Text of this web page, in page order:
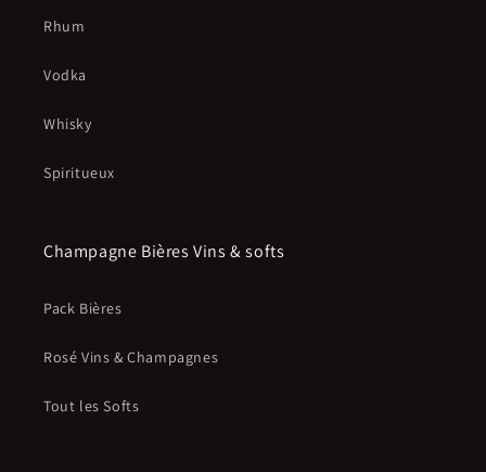
Rhum
Vodka
Whisky
Spiritueux
Champagne Bières Vins & softs
Pack Bières
Rosé Vins & Champagnes
Tout les Softs